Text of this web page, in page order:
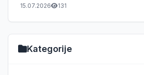
15.07.2026 131
Kategorije